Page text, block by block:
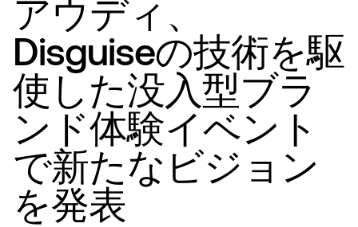
アウディ、
Disguiseの技術を駆
使した没入型ブラ
ンド体験イベント
で新たなビジョン
を発表